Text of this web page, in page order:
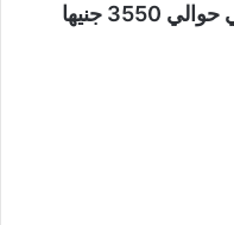
الذهب عيار 21 في السوق المحلي حوالي 3550 جنيها